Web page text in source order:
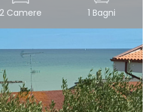
2 Camere 1 Bagni